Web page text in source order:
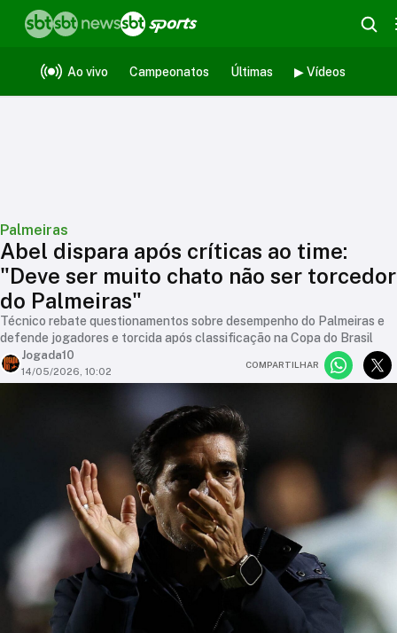
Ao vivo Campeonatos Últimas ▶ Vídeos
Palmeiras
Abel dispara após críticas ao time:
"Deve ser muito chato não ser torcedor
do Palmeiras"
Técnico rebate questionamentos sobre desempenho do Palmeiras e
defende jogadores e torcida após classificação na Copa do Brasil
Jogada10
14/05/2026, 10:02
COMPARTILHAR